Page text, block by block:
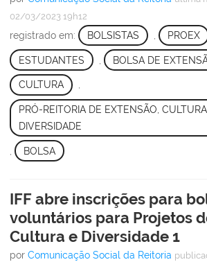
02/03/2023 19h12
registrado em: BOLSISTAS PROEX
ESTUDANTES BOLSA DE
CULTURA ,
PRÓ-REITORIA DE EXTENSÃO,
DIVERSIDADE
BOLSA
IFF abre inscrições para
voluntários para Projetos
Cultura e Diversidade 1
por Comunicação Social da Reitoria